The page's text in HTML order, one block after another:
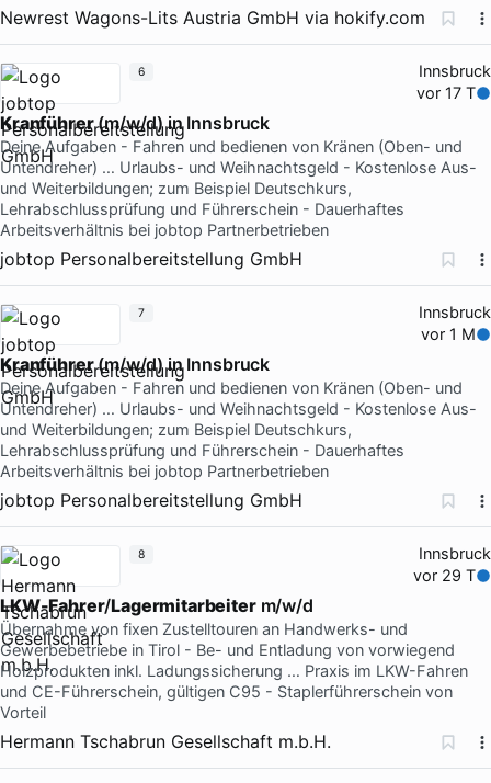
Newrest Wagons-Lits Austria GmbH via hokify.com
Innsbruck
vor 17 T
Kranführer(m/w/d) in Innsbruck
Deine Aufgaben - Fahren und bedienen von Kränen (Oben- und
Untendreher) … Urlaubs- und Weihnachtsgeld - Kostenlose Aus-
und Weiterbildungen; zum Beispiel Deutschkurs,
Lehrabschlussprüfung und Führerschein - Dauerhaftes
Arbeitsverhältnis bei jobtop Partnerbetrieben
jobtop Personalbereitstellung GmbH
6
Innsbruck
vor 1 M
Kranführer(m/w/d) in Innsbruck
Deine Aufgaben - Fahren und bedienen von Kränen (Oben- und
Untendreher) … Urlaubs- und Weihnachtsgeld - Kostenlose Aus-
und Weiterbildungen; zum Beispiel Deutschkurs,
Lehrabschlussprüfung und Führerschein - Dauerhaftes
Arbeitsverhältnis bei jobtop Partnerbetrieben
jobtop Personalbereitstellung GmbH
7
Innsbruck
vor 29 T
LKW-Fahrer/Lagermitarbeiterm/w/d
Übernahme von fixen Zustelltouren an Handwerks- und
Gewerbebetriebe in Tirol - Be- und Entladung von vorwiegend
Holzprodukten inkl. Ladungssicherung … Praxis im LKW-Fahren
und CE-Führerschein, gültigen C95 - Staplerführerschein von
Vorteil
Hermann Tschabrun Gesellschaft m.b.H.
8